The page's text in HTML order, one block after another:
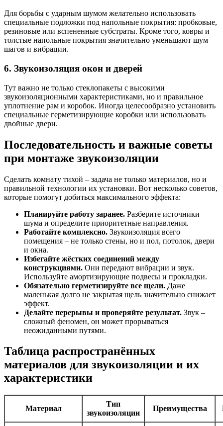
Для борьбы с ударным шумом желательно использовать
специальные подложки под напольные покрытия: пробковые,
резиновые или вспененные субстраты. Кроме того, ковры и
толстые напольные покрытия значительно уменьшают шум
шагов и вибрации.
6. Звукоизоляция окон и дверей
Тут важно не только стеклопакеты с высокими
звукоизоляционными характеристиками, но и правильное
уплотнение рам и коробок. Иногда целесообразно установить
специальные герметизирующие коробки или использовать
двойные двери.
Последовательность и важные советы
при монтаже звукоизоляции
Сделать комнату тихой – задача не только материалов, но и
правильной технологии их установки. Вот несколько советов,
которые помогут добиться максимального эффекта:
Планируйте работу заранее. Разберите источники
шума и определите приоритетные направления.
Работайте комплексно. Звукоизоляция всего
помещения – не только стены, но и пол, потолок, двери
и окна.
Избегайте жёстких соединений между
конструкциями. Они передают вибрации и звук.
Используйте амортизирующие подвесы и прокладки.
Обязательно герметизируйте все щели. Даже
маленькая долго не закрытая щель значительно снижает
эффект.
Делайте перерывы и проверяйте результат. Звук –
сложный феномен, он может прорываться
неожиданными путями.
Таблица распространённых
материалов для звукоизоляции и их
характеристики
Материал
Тип
звукоизоляции
Преимущества